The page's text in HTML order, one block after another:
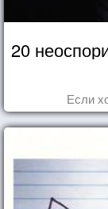
20
Если